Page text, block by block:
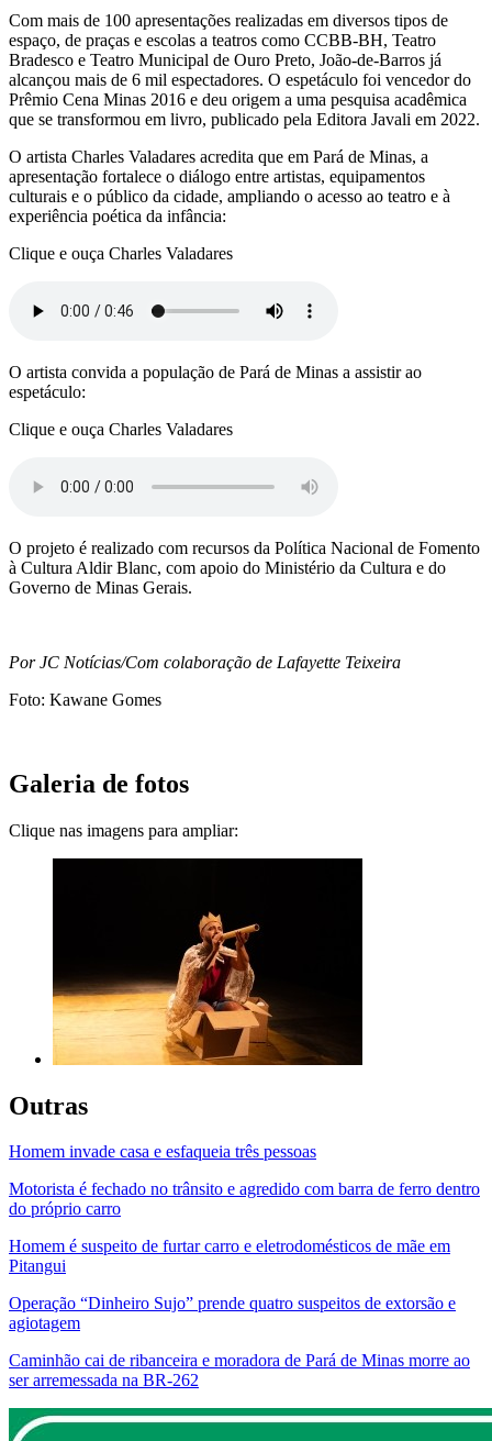
Com mais de 100 apresentações realizadas em diversos tipos de
espaço, de praças e escolas a teatros como CCBB-BH, Teatro
Bradesco e Teatro Municipal de Ouro Preto, João-de-Barros já
alcançou mais de 6 mil espectadores. O espetáculo foi vencedor do
Prêmio Cena Minas 2016 e deu origem a uma pesquisa acadêmica
que se transformou em livro, publicado pela Editora Javali em 2022.
O artista Charles Valadares acredita que em Pará de Minas, a
apresentação fortalece o diálogo entre artistas, equipamentos
culturais e o público da cidade, ampliando o acesso ao teatro e à
experiência poética da infância:
Clique e ouça Charles Valadares
O artista convida a população de Pará de Minas a assistir ao
espetáculo:
Clique e ouça Charles Valadares
O projeto é realizado com recursos da Política Nacional de Fomento
à Cultura Aldir Blanc, com apoio do Ministério da Cultura e do
Governo de Minas Gerais.
Por JC Notícias/Com colaboração de Lafayette Teixeira
Foto: Kawane Gomes
Galeria de fotos
Clique nas imagens para ampliar:
Outras
Homem invade casa e esfaqueia três pessoas
Motorista é fechado no trânsito e agredido com barra de ferro dentro
do próprio carro
Homem é suspeito de furtar carro e eletrodomésticos de mãe em
Pitangui
Operação “Dinheiro Sujo” prende quatro suspeitos de extorsão e
agiotagem
Caminhão cai de ribanceira e moradora de Pará de Minas morre ao
ser arremessada na BR-262